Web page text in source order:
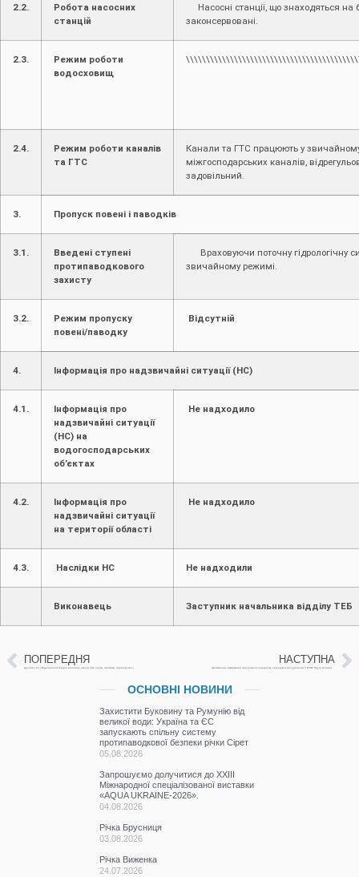
2.2.
Робота насосних
станцій
Насосні станції, що знаходяться на
законсервовані.
2.3.
Режим роботи
водосховищ
2.4.
Режим роботи каналів
та ГТС
Канали та ГТС працюють у
міжгосподарських каналів,
задовільний.
3. Пропуск повені і паводків
3.1.
Введені ступені
протипаводкового
захисту
Враховуючи поточну гідрологічну
звичайному режимі.
3.2.
Режим пропуску
повені/паводку
Відсутній
4. Інформація про надзвичайні ситуації (НС)
4.1.
Інформація про
надзвичайні ситуації
(НС) на
водогосподарських
об’єктах
Не надходило
4.2.
Інформація про
надзвичайні ситуації
на території області
Не надходило
4.3. Наслідки НС Не надходили
Виконавець Заступник начальника відділу
ПОПЕРЕДНЯ
круглий стіл «Відновлення водно-болотних екосистем: наука, практика, партнерство»
НАСТУПНА
ОСНОВНІ НОВИНИ
Захистити Буковину та Румунію від
великої води: Україна та ЄС
запускають спільну систему
протипаводкової безпеки річки Сірет
05.08.2026
Запрошуємо долучитися до ХХІІІ
Міжнародної спеціалізованої виставки
«AQUA UKRAINE-2026».
04.08.2026
Річка Брусниця
03.08.2026
Річка Виженка
24.07.2026